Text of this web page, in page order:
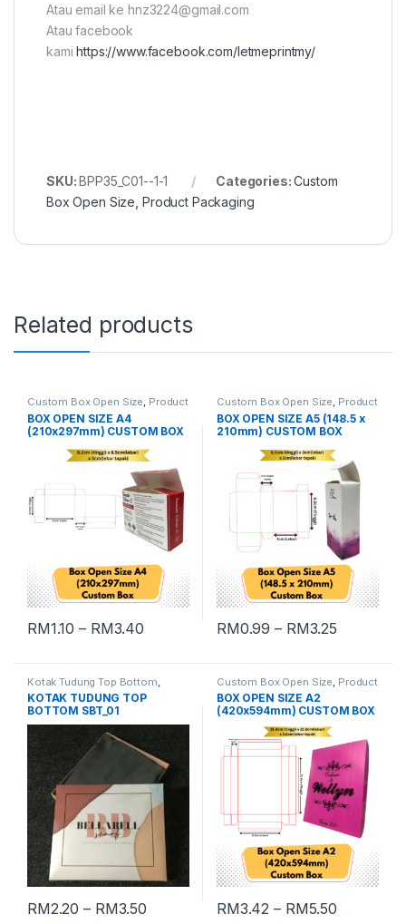
Atau email ke hnz3224@gmail.com
Atau facebook
kamihttps://www.facebook.com/letmeprintmy/
SKU:BPP35_C01--1-1 Categories:Custom
Box Open Size Product Packaging
Related products
Custom Box Open Size, Product
Packaging
BOX OPEN SIZE A4
(210x297mm) CUSTOM BOX
RM1.10 – RM3.40
Custom Box Open Size, Product
Packaging
BOX OPEN SIZE A5 (148.5 x
210mm) CUSTOM BOX
RM0.99 – RM3.25
Kotak Tudung Top Bottom
Product Packaging
KOTAK TUDUNG TOP
BOTTOM SBT_01
RM2.20 – RM3.50
Custom Box Open Size Product
Packaging
BOX OPEN SIZE A2
(420x594mm) CUSTOM BOX
RM3.42 – RM5.50